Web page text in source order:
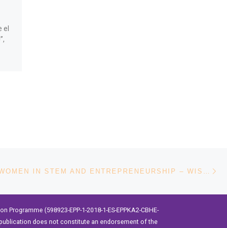
el
(598923-EPP-1-2018-1-ES-EPPKA2-CBHE-
does not constitute an endorsement of the